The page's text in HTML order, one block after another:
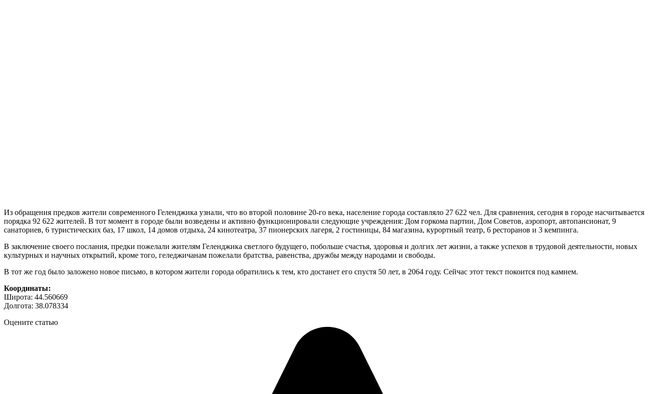
Из обращения предков жители современного Геленджика узнали, что во второй половине 20-го века, население города составляло 27 622 чел. Для сравнения, сегодня в городе насчитывается
порядка 92 622 жителей. В тот момент в городе были возведены и активно функционировали следующие учреждения: Дом горкома партии, Дом Советов, аэропорт, автопансионат, 9
санаториев, 6 туристических баз, 17 школ, 14 домов отдыха, 24 кинотеатра, 37 пионерских лагеря, 2 гостиницы, 84 магазина, курортный театр, 6 ресторанов и 3 кемпинга.
В заключение своего послания, предки пожелали жителям Геленджика светлого будущего, побольше счастья, здоровья и долгих лет жизни, а также успехов в трудовой деятельности, новых
культурных и научных открытий, кроме того, геледжичанам пожелали братства, равенства, дружбы между народами и свободы.
В тот же год было заложено новое письмо, в котором жители города обратились к тем, кто достанет его спустя 50 лет, в 2064 году. Сейчас этот текст покоится под камнем.
Координаты:
Широта: 44.560669
Долгота: 38.078334
Оцените статью